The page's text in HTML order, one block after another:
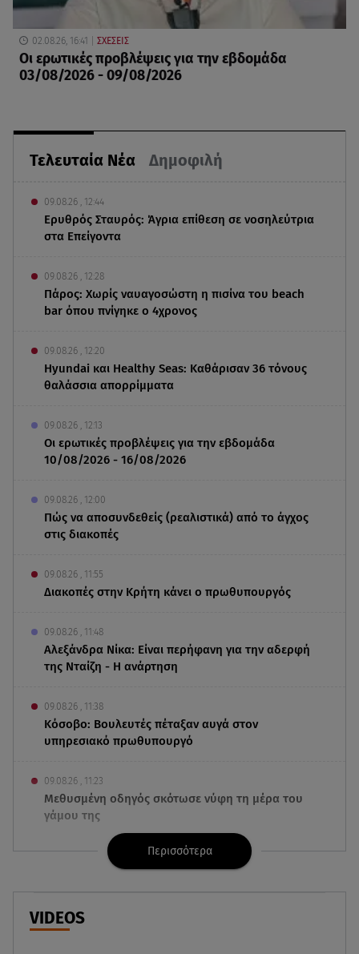
Τελευταία Νέα Δημοφιλή
09.08.26 , 12:44
Ερυθρός Σταυρός: Άγρια επίθεση σε νοσηλεύτρια
στα Επείγοντα
09.08.26 , 12:28
Πάρος: Χωρίς ναυαγοσώστη η πισίνα του beach
bar όπου πνίγηκε ο 4χρονος
09.08.26 , 12:20
Hyundai και Healthy Seas: Καθάρισαν 36 τόνους
θαλάσσια απορρίμματα
09.08.26 , 12:13
Οι ερωτικές προβλέψεις για την εβδομάδα
10/08/2026 - 16/08/2026
09.08.26 , 12:00
Πώς να αποσυνδεθείς (ρεαλιστικά) από το άγχος
στις διακοπές
09.08.26 , 11:55
Διακοπές στην Κρήτη κάνει ο πρωθυπουργός
09.08.26 , 11:48
Αλεξάνδρα Νίκα: Είναι περήφανη για την αδερφή
της Νταίζη - Η ανάρτηση
09.08.26 , 11:38
Κόσοβο: Βουλευτές πέταξαν αυγά στον
υπηρεσιακό πρωθυπουργό
09.08.26 , 11:23
Μεθυσμένη οδηγός σκότωσε νύφη τη μέρα του
γάμου της
09.08.26 , 11:12
Αλέξανδρος Τσουβέλας για Εύα Καρύδη: «Θα το
έκανα 500 φορές»
09.08.26 , 10:46
Περισσότερα
VIDEOS
02.08.26, 16:41 ΣΧΕΣΕΙΣ
Οι ερωτικές προβλέψεις για την εβδομάδα
03/08/2026 - 09/08/2026